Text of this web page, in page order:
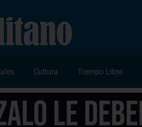
Cultura Tiempo Libre